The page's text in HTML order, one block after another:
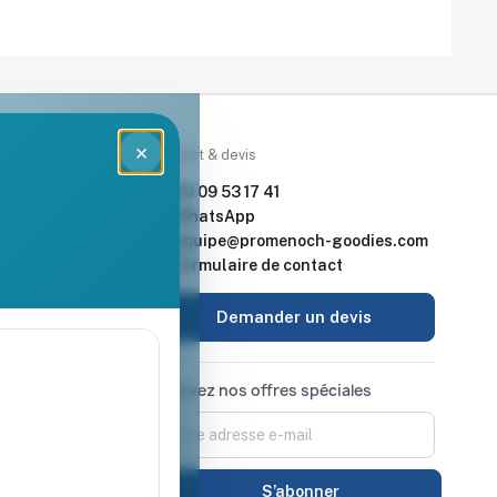
× Contact & devis
06 09 53 17 41
WhatsApp
equipe@promenoch-goodies.com
Formulaire de contact
Demander un devis
Recevez nos offres spéciales